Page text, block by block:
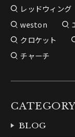
レッドウィング
weston
クロケット
チャーチ
CATEGORY
BLOG